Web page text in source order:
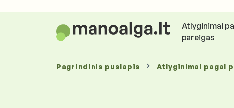
Atlyginimai
pareigas
Pagrindinis puslapis Atlyginimai pagal